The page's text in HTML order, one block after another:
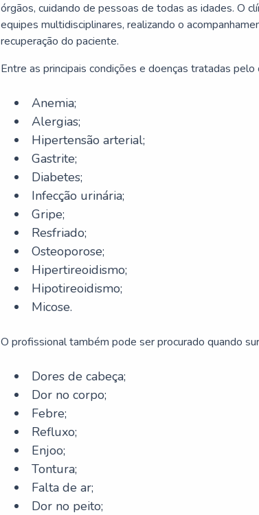
órgãos, cuidando de pessoas de todas as idades. O
equipes multidisciplinares, realizando o
recuperação do paciente.
Entre as principais condições e doenças tratadas pelo
Anemia;
Alergias;
Hipertensão arterial;
Gastrite;
Diabetes;
Infecção urinária;
Gripe;
Resfriado;
Osteoporose;
Hipertireoidismo;
Hipotireoidismo;
Micose.
O profissional também pode ser procurado quando
Dores de cabeça;
Dor no corpo;
Febre;
Refluxo;
Enjoo;
Tontura;
Falta de ar;
Dor no peito;